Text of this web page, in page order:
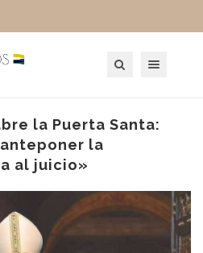
la Puerta Santa:
la
al juicio»